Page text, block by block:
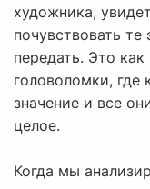
художника,
почувствовать
передать. Это
головоломки,
значение и все
целое.
Когда мы